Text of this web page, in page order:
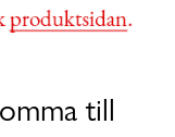
till